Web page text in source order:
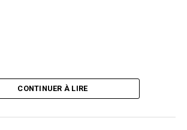
CONTINUER À LIRE